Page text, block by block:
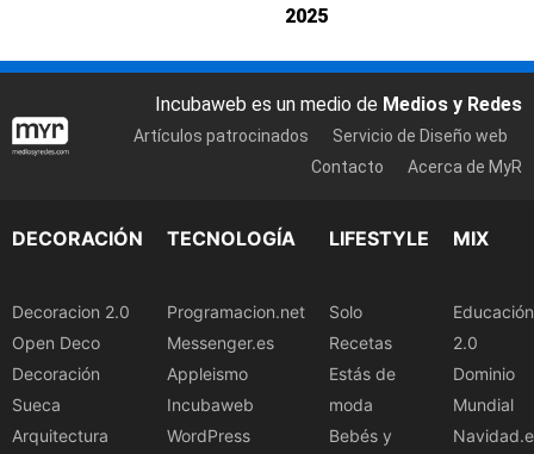
2025
Incubaweb es un medio de Medios y Redes
Artículos patrocinados
Servicio de Diseño web
Contacto
Acerca de MyR
DECORACIÓN
Decoracion 2.0
Open Deco
Decoración
Sueca
Arquitectura
TECNOLOGÍA
Programacion.net
Messenger.es
Appleismo
Incubaweb
WordPress
LIFESTYLE
Solo
Recetas
Estás de
moda
Bebés y
MIX
Educación
2.0
Dominio
Mundial